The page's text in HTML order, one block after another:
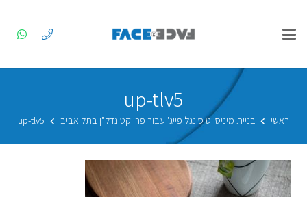
up-tlv5
ראשי בניית מיניסייט סינגל פייג' עבור פרויקט נדל"ן בתל אביב up-tlv5